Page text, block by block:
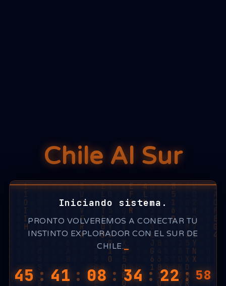
Chile Al Sur
Iniciando sistema.
PRONTO VOLVEREMOS A CONECTAR TU
INSTINTO EXPLORADOR CON EL SUR DE
CHILE.
45 : 41 : 08 : 34 : 22 : 41